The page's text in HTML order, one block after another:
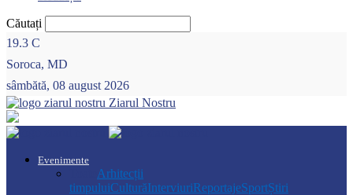
Căutați
19.3 C
Soroca, MD
sâmbătă, 08 august 2026
Ziarul Nostru
Evenimente
Arhitecții
timpuluiCulturăInterviuriReportajeSportȘtiri